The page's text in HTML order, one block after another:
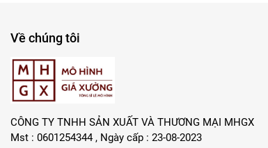
Về chúng tôi
CÔNG TY TNHH SẢN XUẤT VÀ THƯƠNG MẠI MHGX
Mst : 0601254344 , Ngày cấp : 23-08-2023